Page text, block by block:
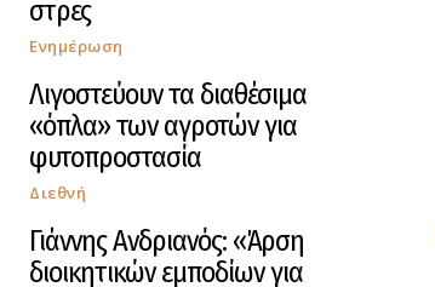
στρες
Ενημέρωση
Λιγοστεύουν τα διαθέσιμα
«όπλα» των αγροτών για
φυτοπροστασία
Διεθνή
Γιάννης Ανδριανός: «Άρση
διοικητικών εμποδίων για